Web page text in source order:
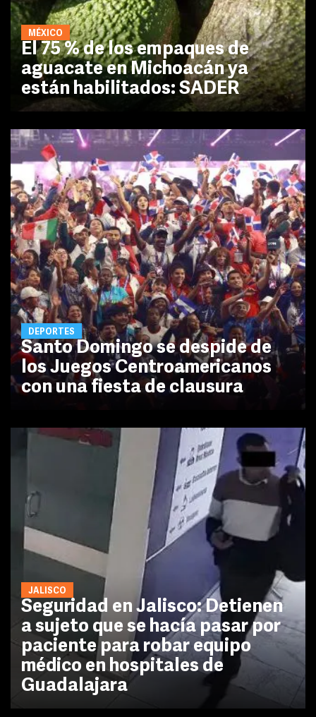
MÉXICO
El 75 % de los empaques de
aguacate en Michoacán ya
están habilitados: SADER
DEPORTES
Santo Domingo se despide de
los Juegos Centroamericanos
con una fiesta de clausura
JALISCO
Seguridad en Jalisco: Detienen
a sujeto que se hacía pasar por
paciente para robar equipo
médico en hospitales de
Guadalajara